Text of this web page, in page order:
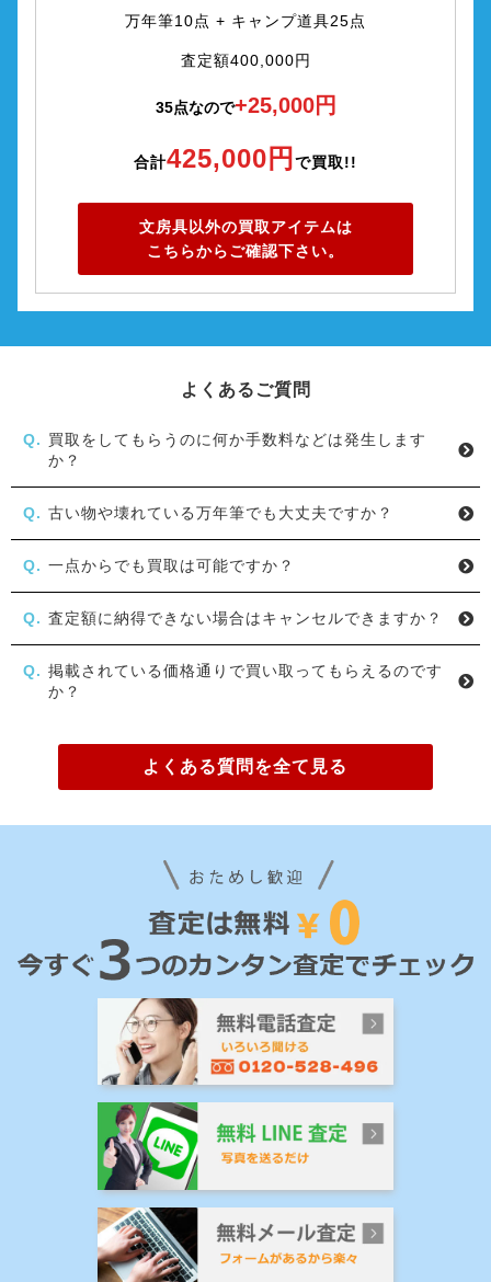
万年筆10点 + キャンプ道具25点
査定額400,000円
35点なので+25,000円
合計425,000円 で買取!!
文房具以外の買取アイテムは
こちらからご確認下さい。
よくあるご質問
買取をしてもらうのに何か手数料などは発生します
か？
古い物や壊れている万年筆でも大丈夫ですか？
一点からでも買取は可能ですか？
査定額に納得できない場合はキャンセルできますか？
掲載されている価格通りで買い取ってもらえるのです
か？
よくある質問を全て見る